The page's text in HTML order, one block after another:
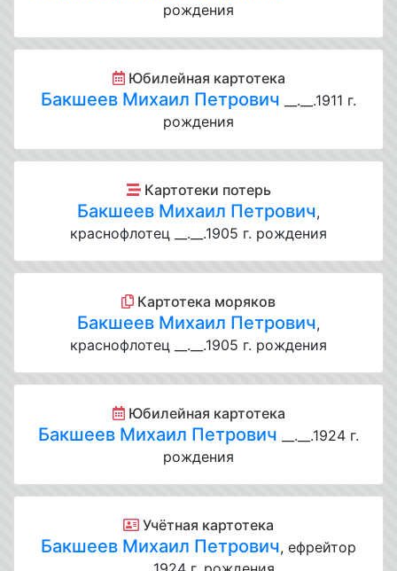
рождения
Юбилейная картотека
Бакшеев Михаил Петрович __.__.1911 г.
рождения
Картотеки потерь
Бакшеев Михаил Петрович,
краснофлотец __.__.1905 г. рождения
Картотека моряков
Бакшеев Михаил Петрович,
краснофлотец __.__.1905 г. рождения
Юбилейная картотека
Бакшеев Михаил Петрович __.__.1924 г.
рождения
Учётная картотека
Бакшеев Михаил Петрович, ефрейтор